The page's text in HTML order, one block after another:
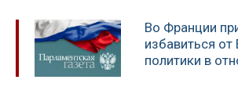
Во Франции
избавиться
политики в